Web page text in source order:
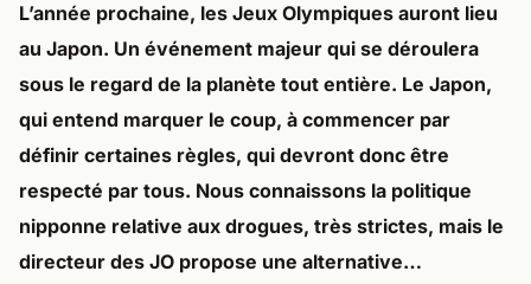
L’année prochaine, les Jeux Olympiques auront lieu
au Japon. Un événement majeur qui se déroulera
sous le regard de la planète tout entière. Le Japon,
qui entend marquer le coup, à commencer par
définir certaines règles, qui devront donc être
respecté par tous. Nous connaissons la politique
nipponne relative aux drogues, très strictes, mais le
directeur des JO propose une alternative…